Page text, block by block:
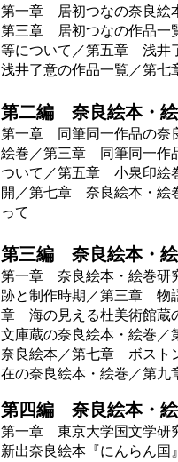
第一章 居初つなの奈良絵
第三章 居初つなの作品一
等について／第五章 浅井
浅井了意の作品一覧／第
第二編 奈良絵本・
第一章 同筆同一作品の奈
絵巻／第三章 同筆同一作
ついて／第五章 小泉印絵
開／第七章 奈良絵本・絵
って
第三編 奈良絵本・
第一章 奈良絵本・絵巻研
跡と制作時期／第三章 物
章 海の見える杜美術館蔵
文庫蔵の奈良絵本・絵巻
奈良絵本／第七章 ボスト
在の奈良絵本・絵巻／第
第四編 奈良絵本・
第一章 東京大学国文学研
新出奈良絵本『にんらん